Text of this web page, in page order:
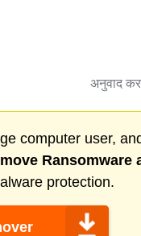
अनुवाद
computer user,
Ransomware
protection.